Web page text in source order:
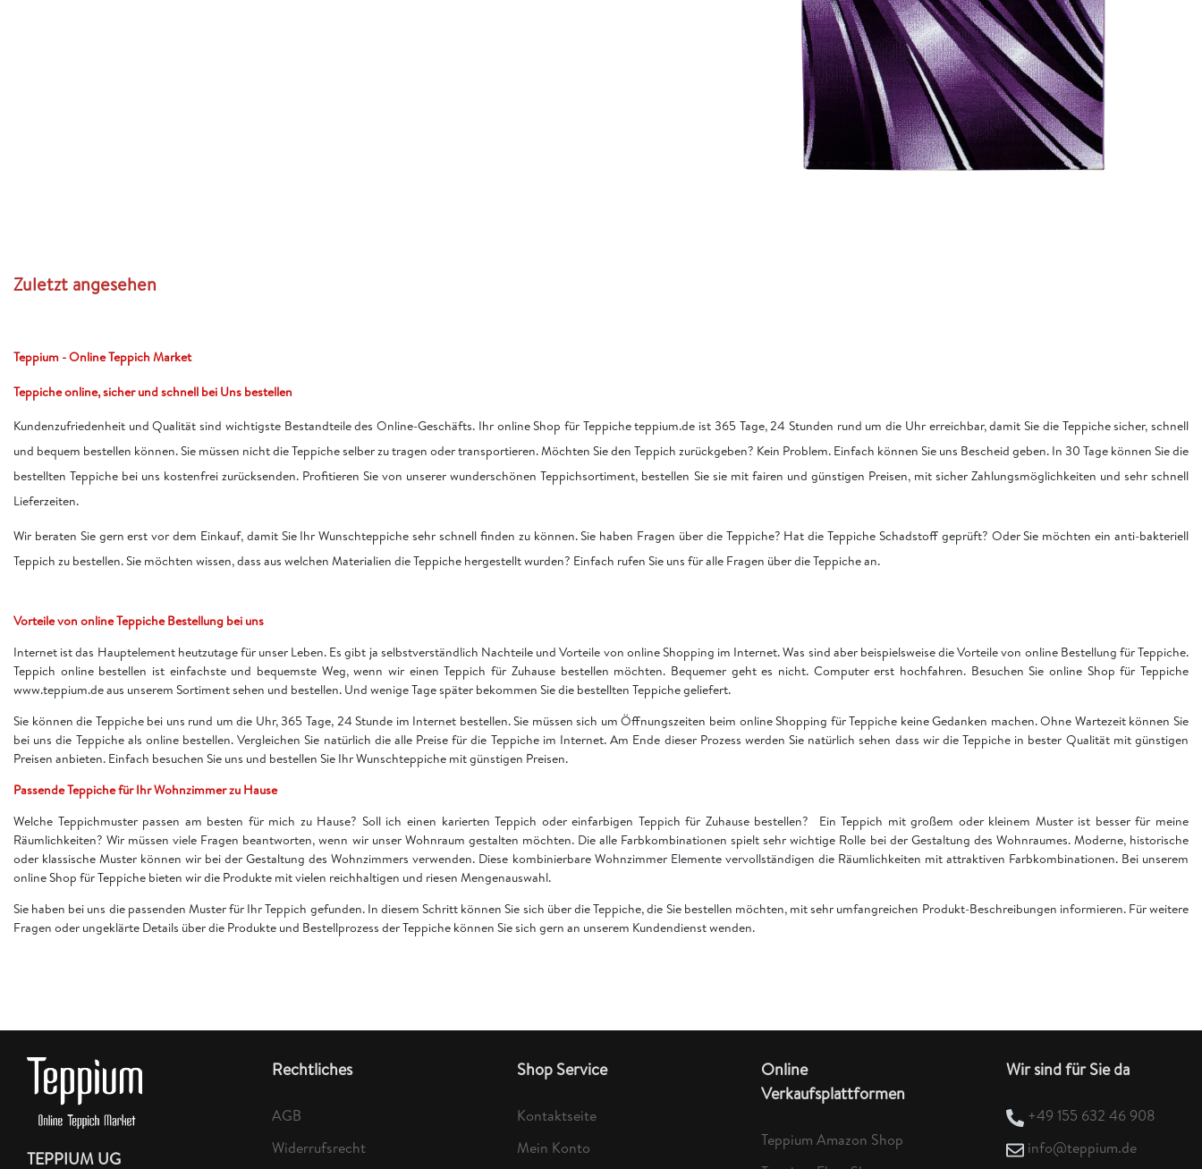
Zuletzt angesehen
Teppium - Online Teppich Market
Teppiche online, sicher und schnell bei Uns bestellen
Kundenzufriedenheit und Qualität sind wichtigste Bestandteile des Online-Geschäfts. Ihr online Shop für Teppiche teppium.de ist 365 Tage, 24 Stunden rund um die Uhr erreichbar, damit Sie die Teppiche sicher, schnell
und bequem bestellen können. Sie müssen nicht die Teppiche selber zu tragen oder transportieren. Möchten Sie den Teppich zurückgeben? Kein Problem. Einfach können Sie uns Bescheid geben. In 30 Tage können Sie die
bestellten Teppiche bei uns kostenfrei zurücksenden. Profitieren Sie von unserer wunderschönen Teppichsortiment, bestellen Sie sie mit fairen und günstigen Preisen, mit sicher Zahlungsmöglichkeiten und sehr schnell
Lieferzeiten.
Wir beraten Sie gern erst vor dem Einkauf, damit Sie Ihr Wunschteppiche sehr schnell finden zu können. Sie haben Fragen über die Teppiche? Hat die Teppiche Schadstoff geprüft? Oder Sie möchten ein anti-bakteriell
Teppich zu bestellen. Sie möchten wissen, dass aus welchen Materialien die Teppiche hergestellt wurden? Einfach rufen Sie uns für alle Fragen über die Teppiche an.
Vorteile von online Teppiche Bestellung bei uns
Internet ist das Hauptelement heutzutage für unser Leben. Es gibt ja selbstverständlich Nachteile und Vorteile von online Shopping im Internet. Was sind aber beispielsweise die Vorteile von online Bestellung für Teppiche.
Teppich online bestellen ist einfachste und bequemste Weg, wenn wir einen Teppich für Zuhause bestellen möchten. Bequemer geht es nicht. Computer erst hochfahren. Besuchen Sie online Shop für Teppiche
www.teppium.de aus unserem Sortiment sehen und bestellen. Und wenige Tage später bekommen Sie die bestellten Teppiche geliefert.
Sie können die Teppiche bei uns rund um die Uhr, 365 Tage, 24 Stunde im Internet bestellen. Sie müssen sich um Öffnungszeiten beim online Shopping für Teppiche keine Gedanken machen. Ohne Wartezeit können Sie
bei uns die Teppiche als online bestellen. Vergleichen Sie natürlich die alle Preise für die Teppiche im Internet. Am Ende dieser Prozess werden Sie natürlich sehen dass wir die Teppiche in bester Qualität mit günstigen
Preisen anbieten. Einfach besuchen Sie uns und bestellen Sie Ihr Wunschteppiche mit günstigen Preisen.
Passende Teppiche für Ihr Wohnzimmer zu Hause
Welche Teppichmuster passen am besten für mich zu Hause? Soll ich einen karierten Teppich oder einfarbigen Teppich für Zuhause bestellen? Ein Teppich mit großem oder kleinem Muster ist besser für meine
Räumlichkeiten? Wir müssen viele Fragen beantworten, wenn wir unser Wohnraum gestalten möchten. Die alle Farbkombinationen spielt sehr wichtige Rolle bei der Gestaltung des Wohnraumes. Moderne, historische
oder klassische Muster können wir bei der Gestaltung des Wohnzimmers verwenden. Diese kombinierbare Wohnzimmer Elemente vervollständigen die Räumlichkeiten mit attraktiven Farbkombinationen. Bei unserem
online Shop für Teppiche bieten wir die Produkte mit vielen reichhaltigen und riesen Mengenauswahl.
Sie haben bei uns die passenden Muster für Ihr Teppich gefunden. In diesem Schritt können Sie sich über die Teppiche, die Sie bestellen möchten, mit sehr umfangreichen Produkt-Beschreibungen informieren. Für weitere
Fragen oder ungeklärte Details über die Produkte und Bestellprozess der Teppiche können Sie sich gern an unserem Kundendienst wenden.
TEPPIUM UG
Rechtliches
AGB
Widerrufsrecht
Shop Service
Kontaktseite
Mein Konto
Online
Verkaufsplattformen
Teppium Amazon Shop
Wir sind für Sie da
+49 155 632 46 908
info@teppium.de